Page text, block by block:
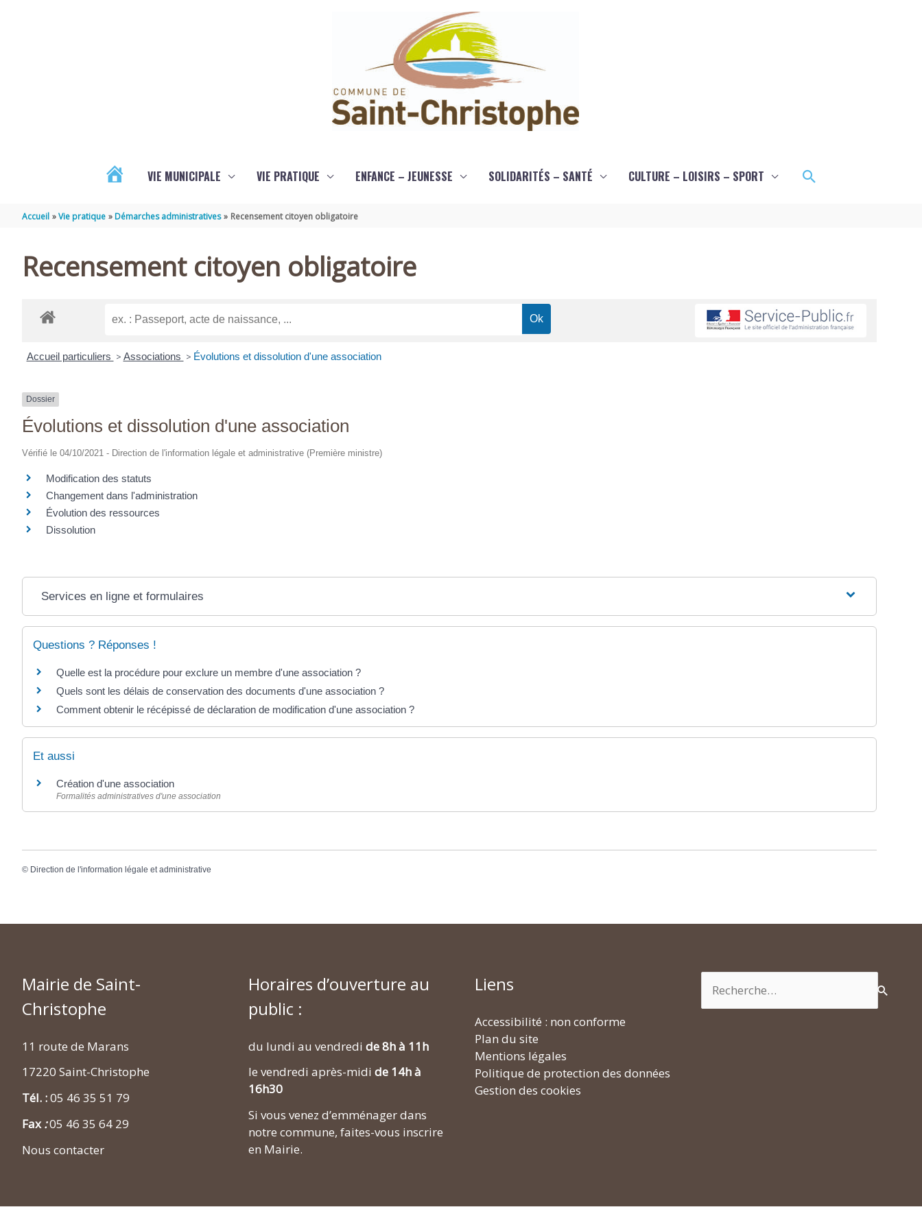
VIE MUNICIPALE VIE PRATIQUE ENFANCE – JEUNESSE SOLIDARITÉS – SANTÉ CULTURE – LOISIRS – SPORT Rechercher
Accueil Vie pratique Démarches administratives Recensement citoyen obligatoire
Recensement citoyen obligatoire
Accueil particuliers > Associations > Évolutions et dissolution d'une association
Dossier
Évolutions et dissolution d'une association
Vérifié le 04/10/2021 - Direction de l'information légale et administrative (Première ministre)
Modification des statuts
Changement dans l'administration
Évolution des ressources
Dissolution
Services en ligne et formulaires
Questions ? Réponses !
Quelle est la procédure pour exclure un membre d'une association ?
Quels sont les délais de conservation des documents d'une association ?
Comment obtenir le récépissé de déclaration de modification d'une association ?
Et aussi
Création d'une association
Formalités administratives d'une association
© Direction de l'information légale et administrative
Mairie de Saint-
Christophe
11 route de Marans
17220 Saint-Christophe
Tél. :05 46 35 51 79
Fax:05 46 35 64 29
Nous contacter
Horaires d’ouverture au
public :
du lundi au vendredi de 8h à 11h
le vendredi après-midi de 14h à
16h30
Si vous venez d’emménager dans
notre commune, faites-vous inscrire
en Mairie.
Liens
Accessibilité : non conforme
Plan du site
Mentions légales
Politique de protection des données
Gestion des cookies